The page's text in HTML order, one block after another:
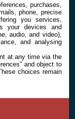
purchases,
phone, precise
you services,
your devices and
audio, and video),
and analysing
at any time via the
and object to
choices remain